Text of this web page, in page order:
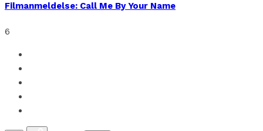
Filmanmeldelse: Call Me By Your Name
6